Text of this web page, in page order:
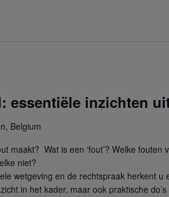
essentiële inzichten
Belgium
maakt? Wat is een ‘fout’? Welke fouten
niet?
wetgeving en de rechtspraak herkent u
in het kader, maar ook praktische